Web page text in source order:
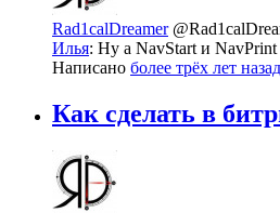
Rad1calDreamer
Илья: Ну а NavStart и
Написано более трёх лет назад
Как сделать в